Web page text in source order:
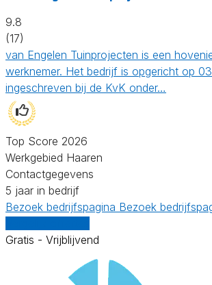
9.8
(17)
van Engelen Tuinprojecten is een
werknemer. Het bedrijf is opgericht op
ingeschreven bij de KvK onder…
Top Score 2026
Werkgebied Haaren
Contactgegevens
5 jaar in bedrijf
Bezoek bedrijfspagina Bezoek
Gratis - Vrijblijvend